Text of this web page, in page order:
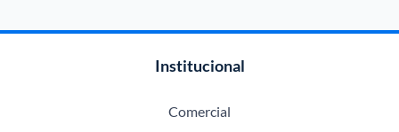
Institucional
Comercial